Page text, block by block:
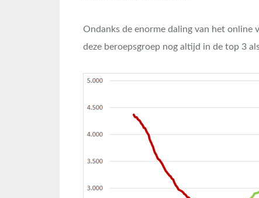
Ondanks de enorme daling van het
deze beroepsgroep nog altijd in de top 3